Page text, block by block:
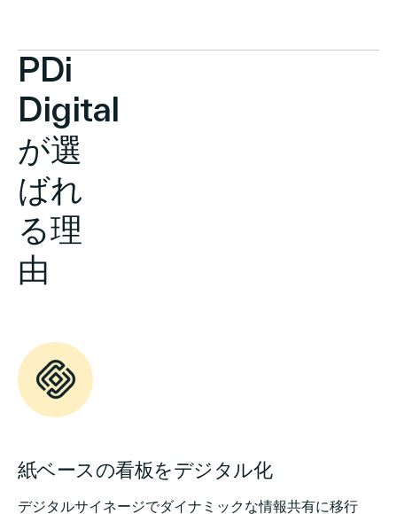
PDi
Digital
が選
ばれ
る理
由
紙ベースの看板をデジタル化
デジタルサイネージでダイナミックな情報共有に移行